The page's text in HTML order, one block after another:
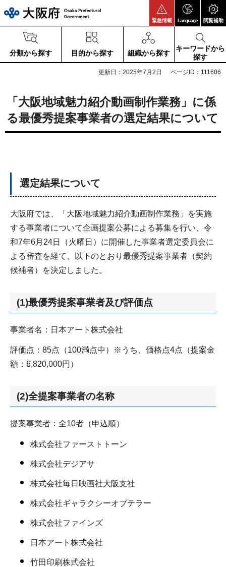
緊急情報 Language 閲覧補助
分類から探す 目的から探す 組織から探す
キーワードから
探す
更新日：2025年7月2日 ページID：111606
「大阪地域魅力紹介動画制作業務」に係
る最優秀提案事業者の選定結果について
選定結果について
大阪府では、「大阪地域魅力紹介動画制作業務」を実施
する事業者について企画提案公募による募集を行い、令
和7年6月24日（火曜日）に開催した事業者選定委員会に
よる審査を経て、以下のとおり最優秀提案事業者（契約
候補者）を決定しました。
(1)最優秀提案事業者及び評価点
事業者名：日本アート株式会社
評価点：85点（100満点中）※うち、価格点4点（提案金
額：6,820,000円）
(2)全提案事業者の名称
提案事業者：全10者（申込順）
株式会社ファーストトーン
株式会社デジアサ
株式会社毎日映画社大阪支社
株式会社ギャラクシーオブテラー
株式会社ファインズ
日本アート株式会社
竹田印刷株式会社